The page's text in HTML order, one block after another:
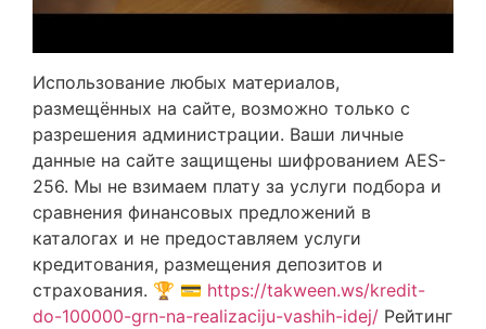
Использование любых материалов,
размещённых на сайте, возможно только с
разрешения администрации. Ваши личные
данные на сайте защищены шифрованием AES-
256. Мы не взимаем плату за услуги подбора и
сравнения финансовых предложений в
каталогах и не предоставляем услуги
кредитования, размещения депозитов и
страхования. 🏆 💳 https://takween.ws/kredit-
do-100000-grn-na-realizaciju-vashih-idej/ Рейтинг